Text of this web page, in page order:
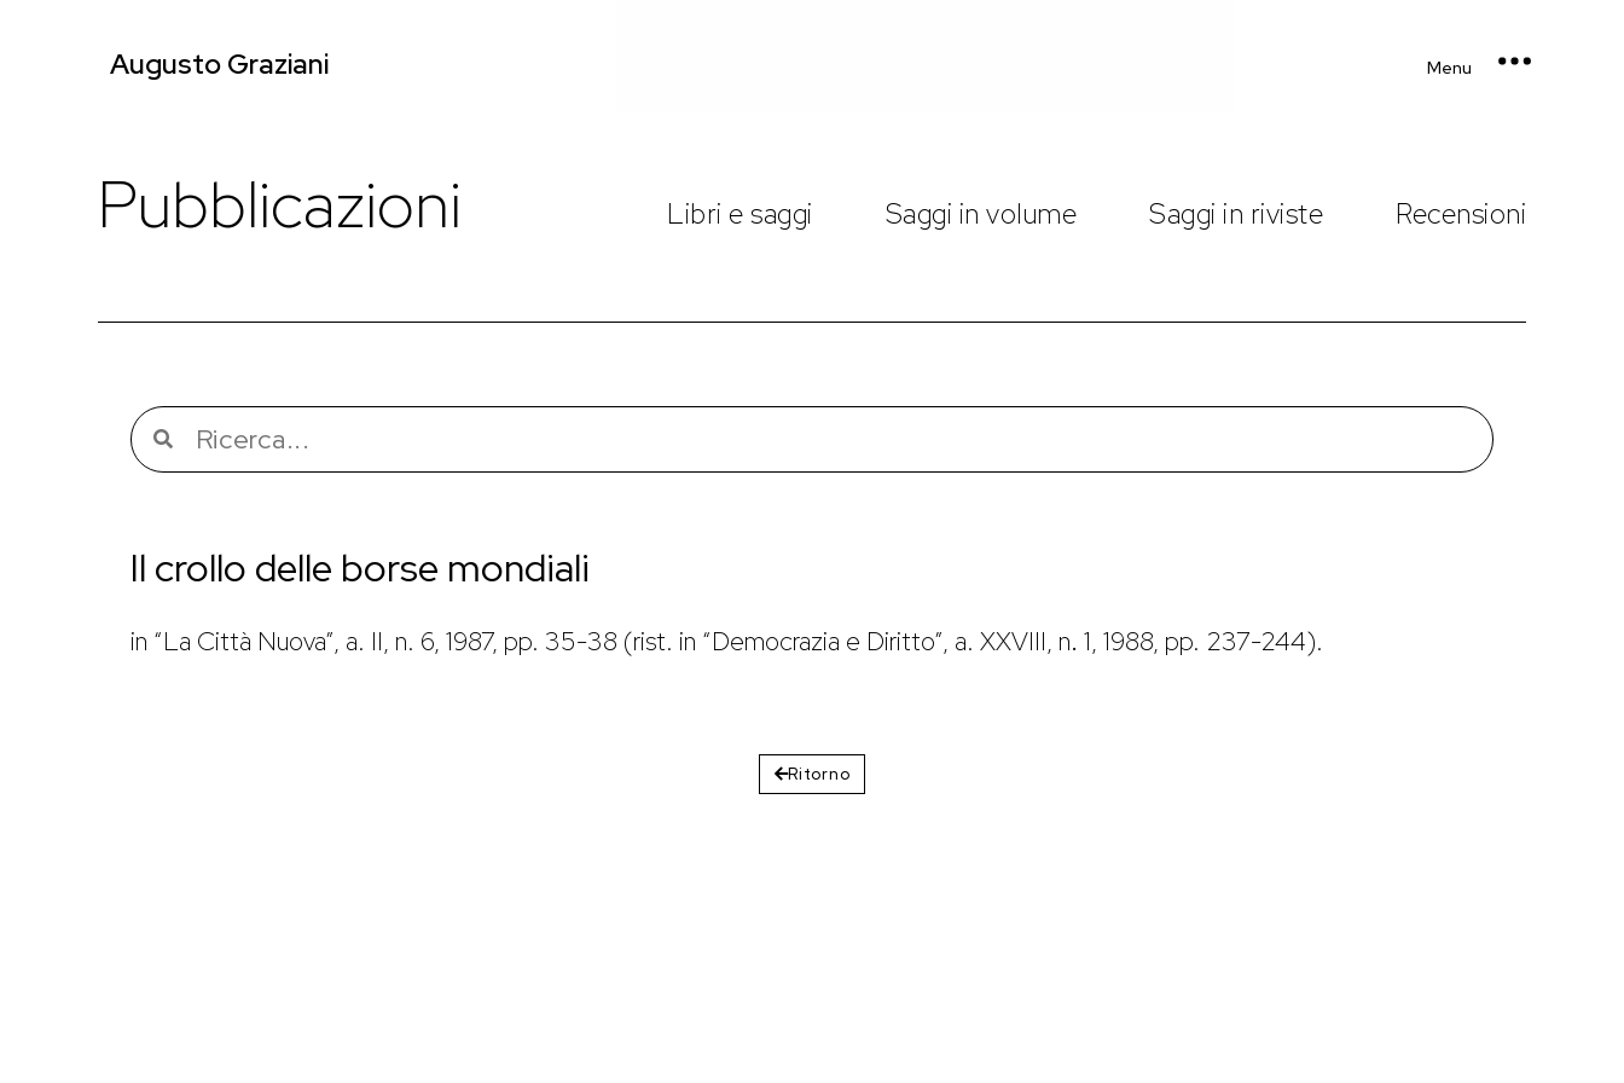
Augusto Graziani Menu
Pubblicazioni Libri e saggi Saggi in volume Saggi in riviste Recensioni
Il crollo delle borse mondiali
in “La Città Nuova”, a. II, n. 6, 1987, pp. 35-38 (rist. in “Democrazia e Diritto”, a. XXVIII, n. 1, 1988, pp. 237-244).
Ritorno